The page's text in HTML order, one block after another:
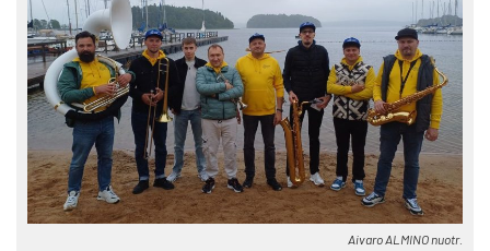
Ai­va­ro AL­MI­NO nuo­tr.